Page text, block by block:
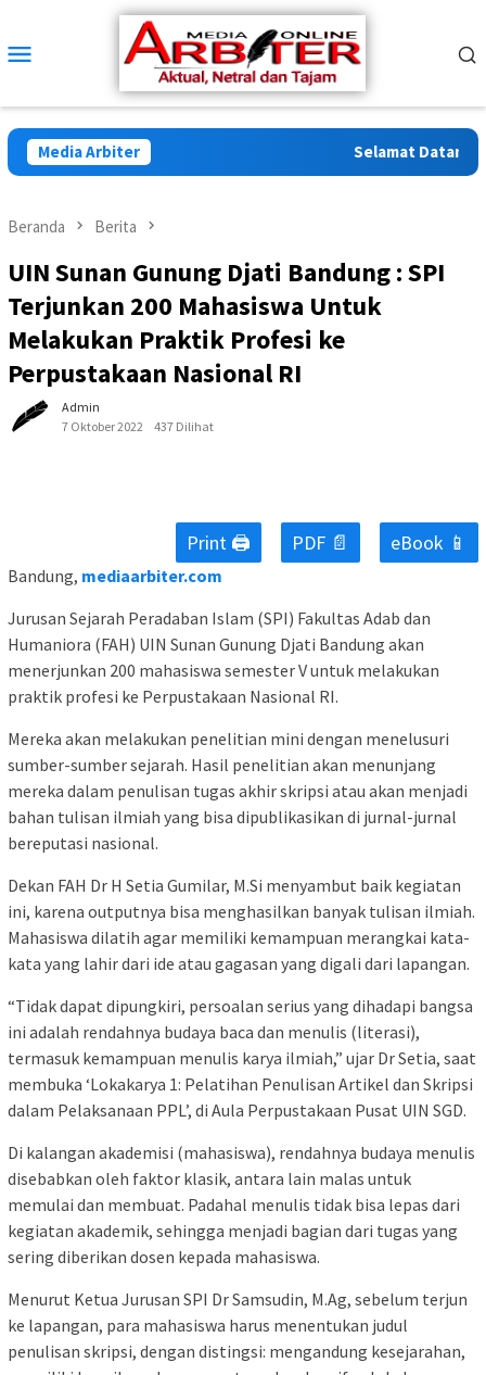
konten
Mobile
Media Arbiter Selamat Datang
Beranda Berita
UIN Sunan Gunung Djati Bandung : SPI
Terjunkan 200 Mahasiswa Untuk
Melakukan Praktik Profesi ke
Perpustakaan Nasional RI
Admin
7 Oktober 2022
437 Dilihat
Print 🖨 PDF 📄 eBook 📱
Bandung, mediaarbiter.com
Jurusan Sejarah Peradaban Islam (SPI) Fakultas Adab dan
Humaniora (FAH) UIN Sunan Gunung Djati Bandung akan
menerjunkan 200 mahasiswa semester V untuk melakukan
praktik profesi ke Perpustakaan Nasional RI.
Mereka akan melakukan penelitian mini dengan menelusuri
sumber-sumber sejarah. Hasil penelitian akan menunjang
mereka dalam penulisan tugas akhir skripsi atau akan menjadi
bahan tulisan ilmiah yang bisa dipublikasikan di jurnal-jurnal
bereputasi nasional.
Dekan FAH Dr H Setia Gumilar, M.Si menyambut baik kegiatan
ini, karena outputnya bisa menghasilkan banyak tulisan ilmiah.
Mahasiswa dilatih agar memiliki kemampuan merangkai kata-
kata yang lahir dari ide atau gagasan yang digali dari lapangan.
“Tidak dapat dipungkiri, persoalan serius yang dihadapi bangsa
ini adalah rendahnya budaya baca dan menulis (literasi),
termasuk kemampuan menulis karya ilmiah,” ujar Dr Setia, saat
membuka ‘Lokakarya 1: Pelatihan Penulisan Artikel dan Skripsi
dalam Pelaksanaan PPL’, di Aula Perpustakaan Pusat UIN SGD.
Di kalangan akademisi (mahasiswa), rendahnya budaya menulis
disebabkan oleh faktor klasik, antara lain malas untuk
memulai dan membuat. Padahal menulis tidak bisa lepas dari
kegiatan akademik, sehingga menjadi bagian dari tugas yang
sering diberikan dosen kepada mahasiswa.
Menurut Ketua Jurusan SPI Dr Samsudin, M.Ag, sebelum terjun
ke lapangan, para mahasiswa harus menentukan judul
penulisan skripsi, dengan distingsi: mengandung kesejarahan,